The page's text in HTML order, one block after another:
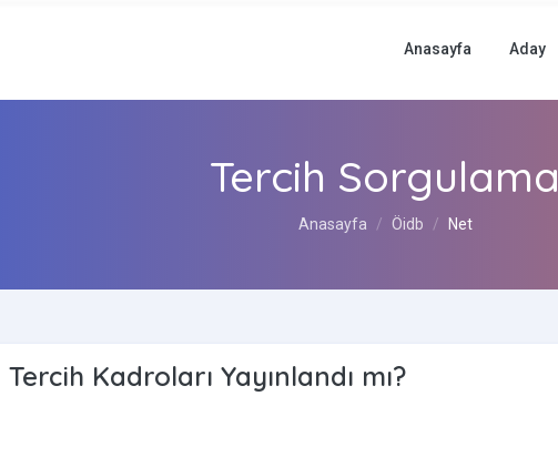
Anasayfa Aday
Tercih Sorgulama
Anasayfa Öidb Net
Tercih Kadroları Yayınlandı mı?